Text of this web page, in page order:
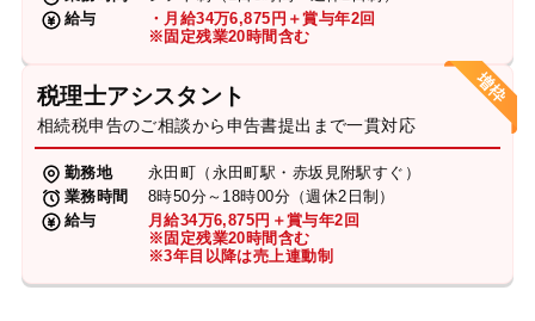
給与
・月給34万6,875円＋賞与年2回
※固定残業20時間含む
税理士アシスタント
相続税申告のご相談から申告書提出まで一貫対応
勤務地
永田町（永田町駅・赤坂見附駅すぐ）
業務時間
8時50分～18時00分（週休2日制）
給与
月給34万6,875円＋賞与年2回
※固定残業20時間含む
※3年目以降は売上連動制